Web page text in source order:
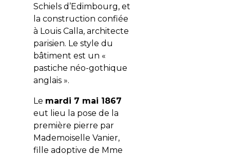
Schiels d’Edimbourg, et
la construction confiée
à Louis Calla, architecte
parisien. Le style du
bâtiment est un «
pastiche néo-gothique
anglais ».
Le mardi 7 mai 1867
eut lieu la pose de la
première pierre par
Mademoiselle Vanier,
fille adoptive de Mme